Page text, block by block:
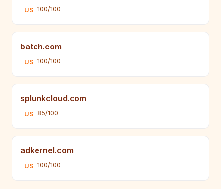
US 100/100
batch.com
US 100/100
splunkcloud.com
US 85/100
adkernel.com
US 100/100